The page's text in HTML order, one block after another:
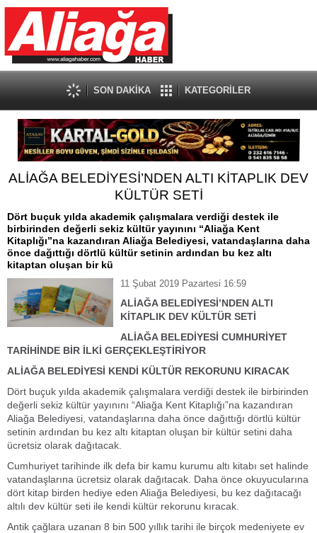
SON DAKİKA KATEGORİLER
ALİAĞA BELEDİYESİ’NDEN ALTI KİTAPLIK DEV
KÜLTÜR SETİ
Dört buçuk yılda akademik çalışmalara verdiği destek ile
birbirinden değerli sekiz kültür yayınını “Aliağa Kent
Kitaplığı”na kazandıran Aliağa Belediyesi, vatandaşlarına daha
önce dağıttığı dörtlü kültür setinin ardından bu kez altı
kitaptan oluşan bir kü
11 Şubat 2019 Pazartesi 16:59
ALİAĞA BELEDİYESİ’NDEN ALTI
KİTAPLIK DEV KÜLTÜR SETİ
ALİAĞA BELEDİYESİ CUMHURİYET
TARİHİNDE BİR İLKİ GERÇEKLEŞTİRİYOR
ALİAĞA BELEDİYESİ KENDİ KÜLTÜR REKORUNU KIRACAK
Dört buçuk yılda akademik çalışmalara verdiği destek ile birbirinden
değerli sekiz kültür yayınını “Aliağa Kent Kitaplığı”na kazandıran
Aliağa Belediyesi, vatandaşlarına daha önce dağıttığı dörtlü kültür
setinin ardından bu kez altı kitaptan oluşan bir kültür setini daha
ücretsiz olarak dağıtacak.
Cumhuriyet tarihinde ilk defa bir kamu kurumu altı kitabı set halinde
vatandaşlarına ücretsiz olarak dağıtacak. Daha önce okuyucularına
dört kitap birden hediye eden Aliağa Belediyesi, bu kez dağıtacağı
altılı dev kültür seti ile kendi kültür rekorunu kıracak.
Antik çağlara uzanan 8 bin 500 yıllık tarihi ile birçok medeniyete ev